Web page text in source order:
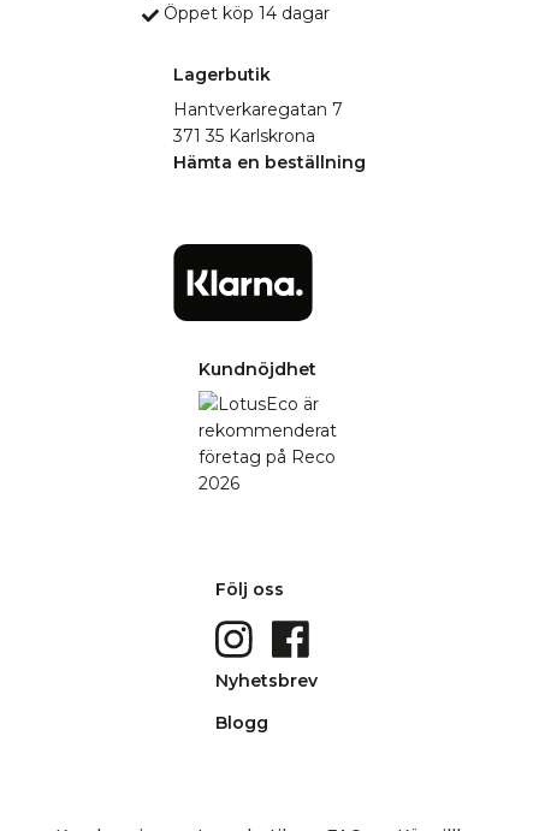
Öppet köp 14 dagar
Lagerbutik
Hantverkaregatan 7
371 35 Karlskrona
Hämta en beställning
Kundnöjdhet
Följ oss
Nyhetsbrev
Blogg